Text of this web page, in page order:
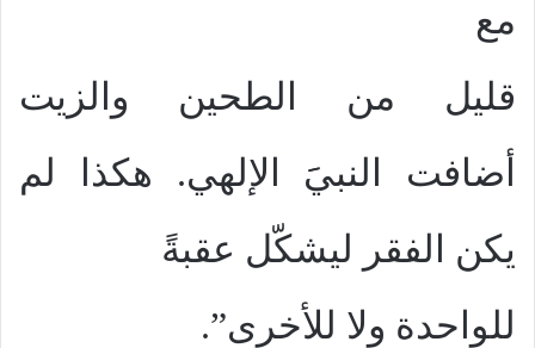
مع
قليل من الطحين والزيت
أضافت النبيََ الإلهي. هكذا لم
يكن الفقر ليشكّل عقبةً
للواحدة ولا للأخرى”.